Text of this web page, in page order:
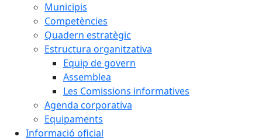
Municipis
Competències
Quadern estratègic
Estructura organitzativa
Equip de govern
Assemblea
Les Comissions informatives
Agenda corporativa
Equipaments
Informació oficial